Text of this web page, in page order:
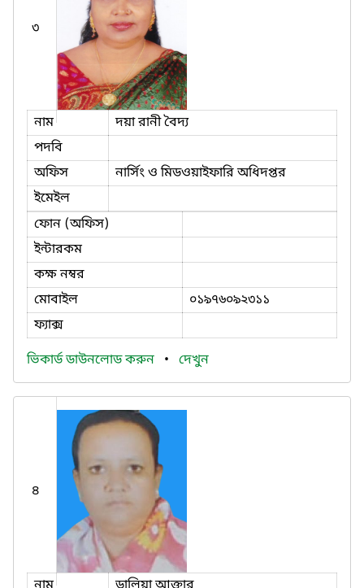
৩
নাম
দয়া রানী বৈদ্য
পদবি
অফিস
নার্সিং ও মিডওয়াইফারি অধিদপ্তর
ইমেইল
ফোন (অফিস)
ইন্টারকম
কক্ষ নম্বর
মোবাইল
০১৯৭৬০৯২৩১১
ফ্যাক্স
ভিকার্ড ডাউনলোড করুন • দেখুন
৪